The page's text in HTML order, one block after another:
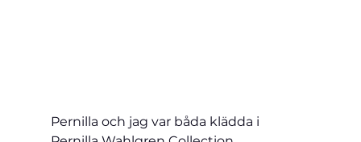
Pernilla och jag var båda klädda i